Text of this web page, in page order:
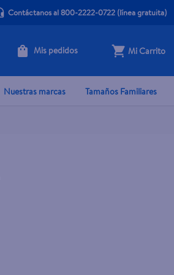
Contáctanos al 800-2222-0722(línea gratuita)
Mis pedidos Mi Carrito
Nuestras marcas Tamaños Familiares
+ Agregar